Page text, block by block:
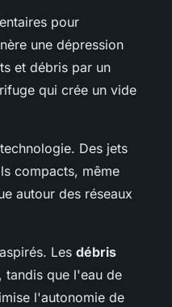
pour
une dépression
et débris par un
qui crée un vide
Des jets
compacts, même
autour des réseaux
Les débris
tandis que l'eau de
l'autonomie de